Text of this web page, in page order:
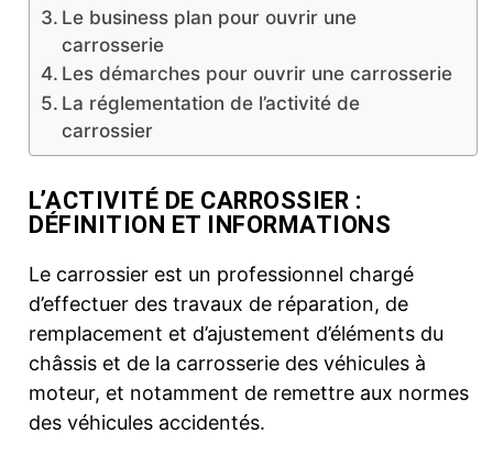
Le business plan pour ouvrir une
carrosserie
Les démarches pour ouvrir une carrosserie
La réglementation de l’activité de
carrossier
L’ACTIVITÉ DE CARROSSIER :
DÉFINITION ET INFORMATIONS
Le carrossier est un professionnel chargé
d’effectuer des travaux de réparation, de
remplacement et d’ajustement d’éléments du
châssis et de la carrosserie des véhicules à
moteur, et notamment de remettre aux normes
des véhicules accidentés.